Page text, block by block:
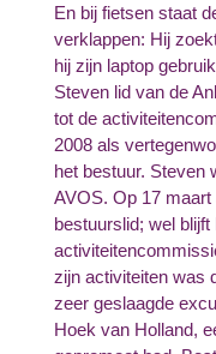
En bij fietsen staat
verklappen: Hij
hij zijn laptop
Steven lid van de
tot de
2008 als
het bestuur. Steven
AVOS. Op 17
bestuurslid; wel blijft
zijn activiteiten was
zeer geslaagde
Hoek van Holland,